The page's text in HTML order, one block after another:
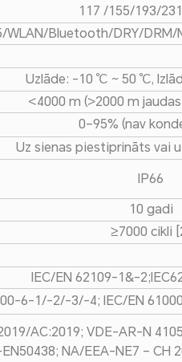
117 /155/193/
WLAN/Bluetooth/DRY/DRM/
Uzlāde: -10 ℃ ~ 50 ℃,
<4000 m (>2000 m
0–95% (nav
Uz sienas piestiprināts vai
IP66
10 gadi
≥7000 cikli
IEC/EN 62109-1&-
6-1/-2/-3/-4; IEC/EN
AC:2019; VDE-AR-N
NA/EEA-NE7 – CH